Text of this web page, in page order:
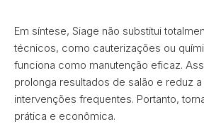
Em síntese, Siage não substitui
técnicos, como cauterizações ou
funciona como manutenção eficaz.
prolonga resultados de salão e reduz
intervenções frequentes. Portanto,
prática e econômica.